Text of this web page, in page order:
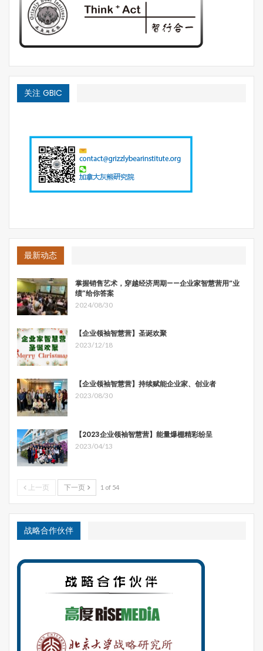
了非常久远的历史，加之华盛顿州良好的政治开放气氛以及
与中国良好的贸易合作关系，各项研究领域的投入都非常巨
大，造就了华盛顿大学乃至华盛顿州广阔的未来发展前景。
同时，围绕沙龙话题，王印海教授与大家分享了早期他在房
提出了建议方向。
加拿大灰熊研究院首席研究员张家卫教授以“西雅图&温哥
较以及互补关系向嘉宾们介绍了西雅图和温哥华跨境区域商
业合作的潜力和前景。其中在两地互补关系上，张家卫教授
特别介绍了比尔.盖茨发起的华州和卑诗省卡斯卡迪亚创新
和实践，张家卫教授以拓宏美国地产和加拿大逻格斯资本的
成功合作实践为案例，向大家解读了双方在合作背景以及合
作逻辑上的共同特点，点出小众众筹的核心是先筹人、筹
外创业落地、融入主流社会，撬动更多、更大合作空间的重
要方法论。
资深地质工程专家、美国土木工程学会院士、华盛顿大学黄
晓枫博士以“西雅图-温哥华跨境投资优势—大西雅图巨大的
人力资源入手，深入浅出地剖析了未来大西雅图地区的发展
加广阔的未来投资开发前景。
关注 GBIC
最新动态
掌握销售艺术，穿越经济周期——企业家智慧营用“业
绩”给你答案
2024/08/30
【企业领袖智慧营】圣诞欢聚
2023/12/18
【企业领袖智慧营】持续赋能企业家、创业者
2023/08/30
【2023企业领袖智慧营】能量爆棚精彩纷呈
2023/04/13
上一页 下一页 1 of 54
战略合作伙伴